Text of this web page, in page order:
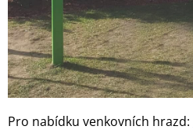
Pro nabídku venkovních hrazd: